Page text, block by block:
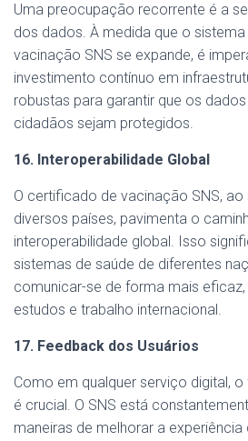
Uma preocupação recorrente é a
dos dados. À medida que o
vacinação SNS se expande, é
investimento contínuo em
robustas para garantir que os
cidadãos sejam protegidos.
16. Interoperabilidade Global
O certificado de vacinação SNS,
diversos países, pavimenta o
interoperabilidade global. Isso
sistemas de saúde de diferentes
comunicar-se de forma mais
estudos e trabalho internacional.
17. Feedback dos Usuários
Como em qualquer serviço digital,
é crucial. O SNS está
maneiras de melhorar a experiência